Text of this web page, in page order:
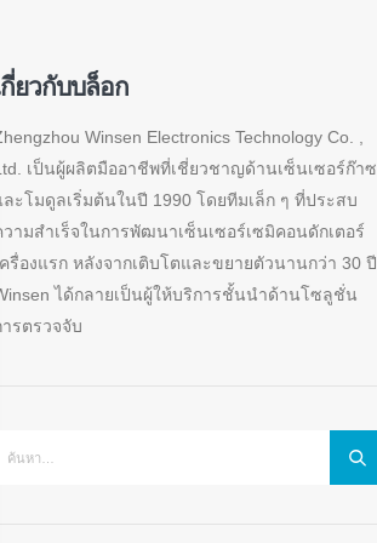
กี่ยวกับบล็อก
Winsen Electronics Technology Co. ,
เป็นผู้ผลิตมืออาชีพที่เชี่ยวชาญด้านเซ็นเซอร์ก๊าซ
ะโมดูลเริ่มต้นในปี 1990 โดยทีมเล็ก ๆ ที่ประสบ
ามสำเร็จในการพัฒนาเซ็นเซอร์เซมิคอนดักเตอร์
รื่องแรก หลังจากเติบโตและขยายตัวนานกว่า 30 ปี
ได้กลายเป็นผู้ให้บริการชั้นนำด้านโซลูชั่น
รตรวจจับ